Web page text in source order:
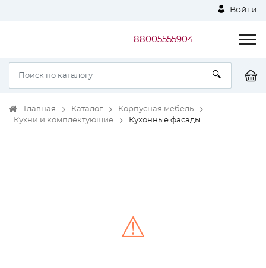
Войти
88005555904
Главная Каталог
Корпусная мебель
Кухни и комплектующие
Кухонные фасады
⚠